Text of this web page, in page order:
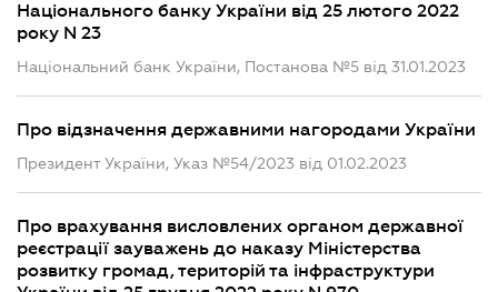
Національного банку України від 25 лютого 2022
року N 23
Національний банк України, Постанова №5 від 31.01.2023
Про відзначення державними нагородами України
Президент України, Указ №54/2023 від 01.02.2023
Про врахування висловлених органом державної
реєстрації зауважень до наказу Міністерства
розвитку громад, територій та інфраструктури